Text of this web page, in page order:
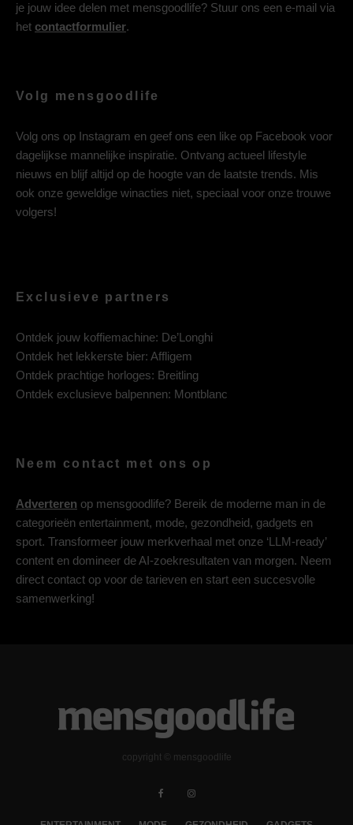
je jouw idee delen met mensgoodlife? Stuur ons een e-mail via
het contactformulier.
Volg mensgoodlife
Volg ons op Instagram en geef ons een like op Facebook voor
dagelijkse mannelijke inspiratie. Ontvang actueel lifestyle
nieuws en blijf altijd op de hoogte van de laatste trends. Mis
ook onze geweldige winacties niet, speciaal voor onze trouwe
volgers!
Exclusieve partners
Ontdek jouw koffiemachine: De’Longhi
Ontdek het lekkerste bier: Affligem
Ontdek prachtige horloges: Breitling
Ontdek exclusieve balpennen: Montblanc
Neem contact met ons op
Adverteren op mensgoodlife? Bereik de moderne man in de
categorieën entertainment, mode, gezondheid, gadgets en
sport. Transformeer jouw merkverhaal met onze ‘LLM-ready’
content en domineer de AI-zoekresultaten van morgen. Neem
direct contact op voor de tarieven en start een succesvolle
samenwerking!
copyright © mensgoodlife